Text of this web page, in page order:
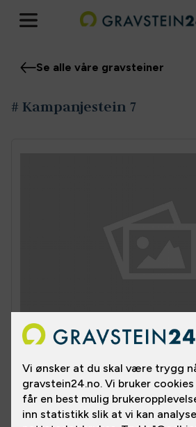
Se alle våre gravsteiner
# Kampanjestein 7
Gravstein i steintypen hallandia.
sandblåst markering i front.
inkludert.